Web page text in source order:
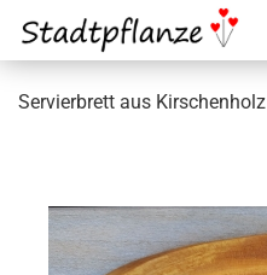
Servierbrett aus Kirschenholz